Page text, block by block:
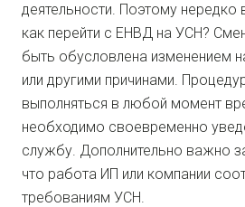
деятельности. Поэтому нередко
как перейти с ЕНВД на УСН?
быть обусловлена изменением
или другими причинами.
выполняться в любой момент
необходимо своевременно
службу. Дополнительно важно
что работа ИП или компании
требованиям УСН.